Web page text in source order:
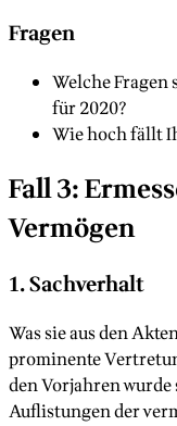
Fragen
Welche Fragen
für 2020?
Wie hoch fällt
Fall 3:
Vermögen
1. Sachverhalt
Was sie aus den
prominente
den Vorjahren wurde
Auflistungen der